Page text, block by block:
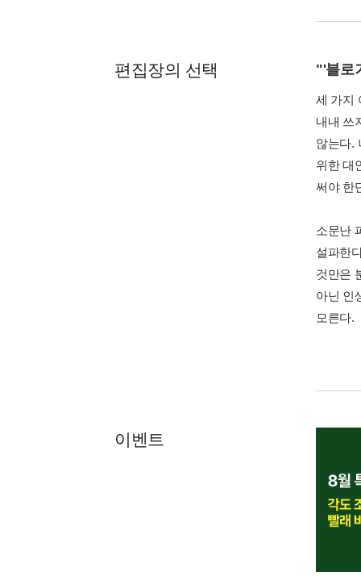
편집장의 선택 "'블로
세 가지
내내 쓰
않는다.
위한 대
써야 한
소문난
설파한
것만은
아닌 인
모른다.
이벤트